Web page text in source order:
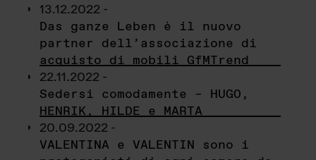
13.12.2022 -
Das ganze Leben è il nuovo
partner dell’associazione di
acquisto di mobili GfMTrend
22.11.2022 -
Sedersi comodamente – HUGO,
HENRIK, HILDE e MARTA
20.09.2022 -
VALENTINA e VALENTIN sono i